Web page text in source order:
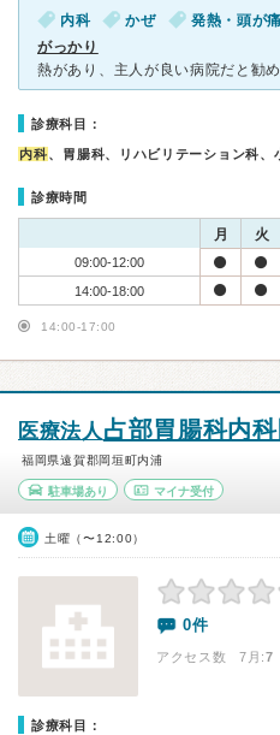
内科 かぜ 発熱・頭が
がっかり
診療科目：
内科、胃腸科、リハビリテーション科、
診療時間
月 火
09:00-12:00
14:00-18:00
14:00-17:00
医療法人占部胃腸科内
福岡県遠賀郡岡垣町内浦
駐車場あり マイナ受付
土曜（〜12:00）
0件
アクセス数 7月:7
診療科目：